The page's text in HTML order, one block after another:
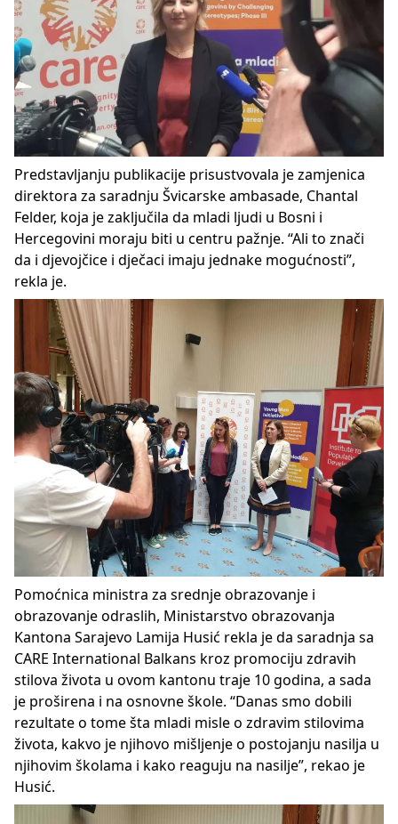
Predstavljanju publikacije prisustvovala je zamjenica
direktora za saradnju Švicarske ambasade, Chantal
Felder, koja je zaključila da mladi ljudi u Bosni i
Hercegovini moraju biti u centru pažnje. “Ali to znači
da i djevojčice i dječaci imaju jednake mogućnosti”,
rekla je.
Pomoćnica ministra za srednje obrazovanje i
obrazovanje odraslih, Ministarstvo obrazovanja
Kantona Sarajevo Lamija Husić rekla je da saradnja sa
CARE International Balkans kroz promociju zdravih
stilova života u ovom kantonu traje 10 godina, a sada
je proširena i na osnovne škole. “Danas smo dobili
rezultate o tome šta mladi misle o zdravim stilovima
života, kakvo je njihovo mišljenje o postojanju nasilja u
njihovim školama i kako reaguju na nasilje”, rekao je
Husić.